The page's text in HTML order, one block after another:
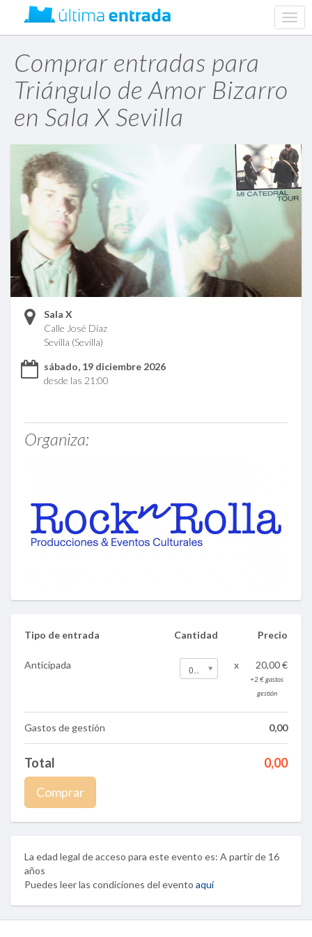
Comprar entradas para
Triángulo de Amor Bizarro
en Sala X Sevilla
Sala X
Calle José Díaz
Sevilla (Sevilla)
sábado, 19 diciembre 2026
desde las 21:00
Organiza:
Tipo de entrada Precio
Cantidad
0 x 20,00 €
+2 € gastos
gestión
Anticipada
Gastos de gestión 0,00
Total
0,00
Comprar
La edad legal de acceso para este evento es: A partir de 16
años
Puedes leer las condiciones del evento aquí